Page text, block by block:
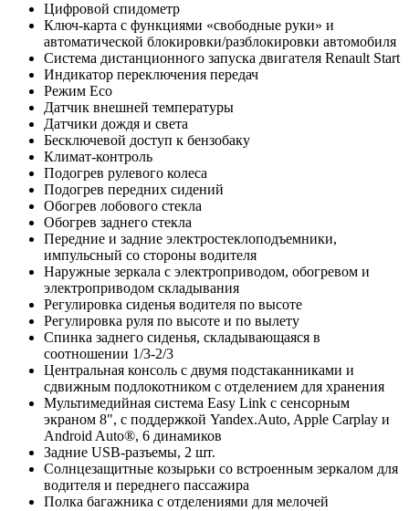
Цифровой спидометр
Ключ-карта с функциями «свободные руки» и
автоматической блокировки/разблокировки автомобиля
Система дистанционного запуска двигателя Renault Start
Индикатор переключения передач
Режим Eco
Датчик внешней температуры
Датчики дождя и света
Бесключевой доступ к бензобаку
Климат-контроль
Подогрев рулевого колеса
Подогрев передних сидений
Обогрев лобового стекла
Обогрев заднего стекла
Передние и задние электростеклоподъемники,
импульсный со стороны водителя
Наружные зеркала с электроприводом, обогревом и
электроприводом складывания
Регулировка сиденья водителя по высоте
Регулировка руля по высоте и по вылету
Спинка заднего сиденья, складывающаяся в
соотношении 1/3-2/3
Центральная консоль с двумя подстаканниками и
сдвижным подлокотником с отделением для хранения
Мультимедийная система Easy Link c сенсорным
экраном 8", с поддержкой Yandex.Auto, Apple Carplay и
Android Auto®, 6 динамиков
Задние USB-разъемы, 2 шт.
Солнцезащитные козырьки со встроенным зеркалом для
водителя и переднего пассажира
Полка багажника с отделениями для мелочей